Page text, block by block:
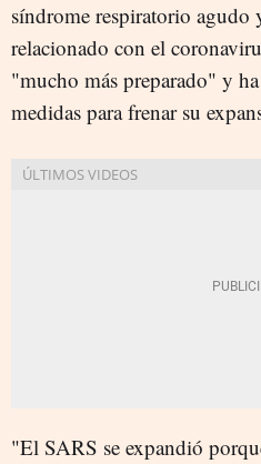
síndrome respiratorio agudo
relacionado con el
"mucho más preparado" y
medidas para frenar su
"El SARS se expandió